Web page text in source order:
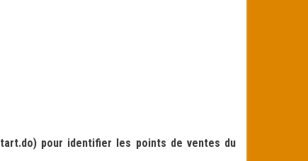
pour identifier les points de ventes du